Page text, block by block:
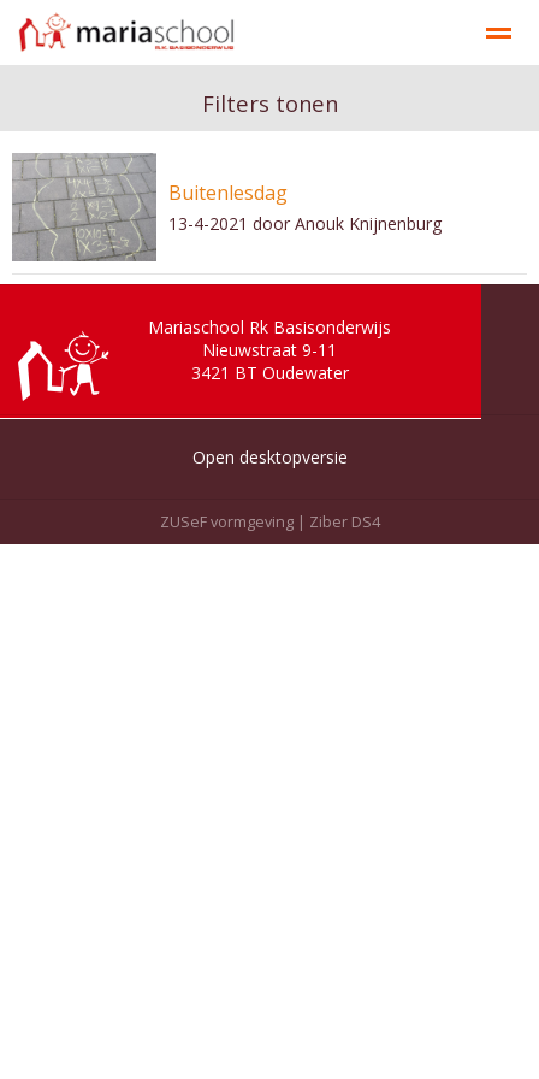
Ons onderwijs Documenten
Bellen E-mail Contact
Filters tonen
Buitenlesdag
13-4-2021 door Anouk Knijnenburg
Mariaschool Rk Basisonderwijs
Nieuwstraat 9-11
3421 BT Oudewater
Open desktopversie
ZUSeF vormgeving | Ziber DS4